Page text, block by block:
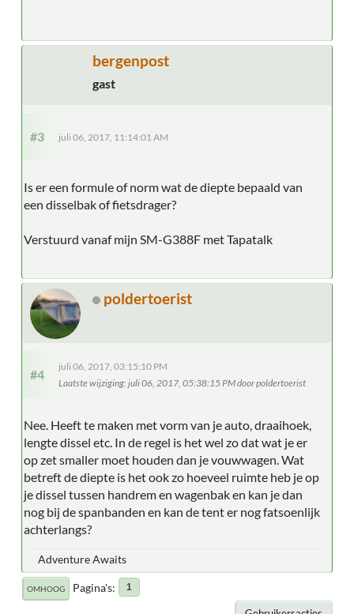
bergenpost
gast
#3 juli 06, 2017, 11:14:01 AM
Is er een formule of norm wat de diepte bepaald van
een disselbak of fietsdrager?
Verstuurd vanaf mijn SM-G388F met Tapatalk
poldertoerist
#4
juli 06, 2017, 03:15:10 PM
Laatste wijziging: juli 06, 2017, 05:38:15 PM door poldertoerist
Nee. Heeft te maken met vorm van je auto, draaihoek,
lengte dissel etc. In de regel is het wel zo dat wat je er
op zet smaller moet houden dan je vouwwagen. Wat
betreft de diepte is het ook zo hoeveel ruimte heb je op
je dissel tussen handrem en wagenbak en kan je dan
nog bij de spanbanden en kan de tent er nog fatsoenlijk
achterlangs?
Adventure Awaits
OMHOOG Pagina's 1